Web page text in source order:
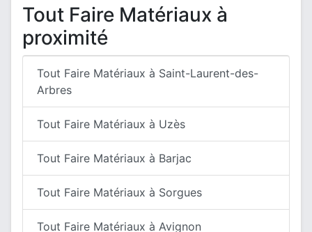
Tout Faire Matériaux à
proximité
Tout Faire Matériaux à Saint-Laurent-des-
Arbres
Tout Faire Matériaux à Uzès
Tout Faire Matériaux à Barjac
Tout Faire Matériaux à Sorgues
Tout Faire Matériaux à Avignon